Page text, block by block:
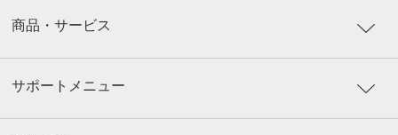
商品・サービス
サポートメニュー